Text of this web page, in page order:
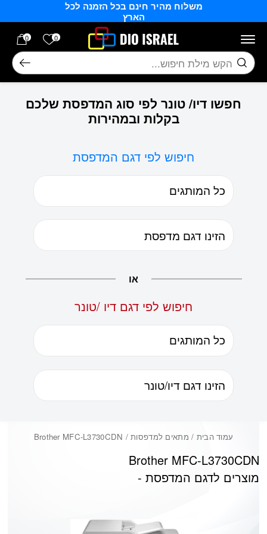
משלוח מהיר חינם בכל הזמנה לכל
הארץ
0 הרשימה
0
חיפוש
חפשו דיו/ טונר לפי סוג המדפסת שלכם
בקלות ובמהירות
חיפוש לפי דגם המדפסת
או
חיפוש לפי דגם דיו /טונר
עמוד הבית / מתאים למדפסות / Brother MFC-L3730CDN
Brother MFC-L3730CDN
מוצרים לדגם המדפסת -